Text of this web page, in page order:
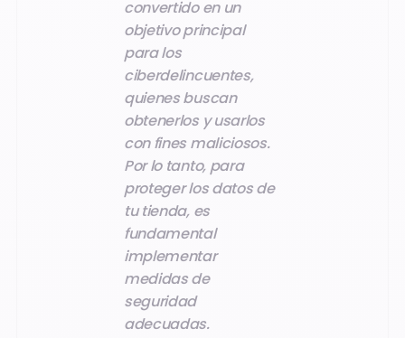
convertido en un
objetivo principal
para los
ciberdelincuentes,
quienes buscan
obtenerlos y usarlos
con fines maliciosos.
Por lo tanto, para
proteger los datos de
tu tienda, es
fundamental
implementar
medidas de
seguridad
adecuadas.